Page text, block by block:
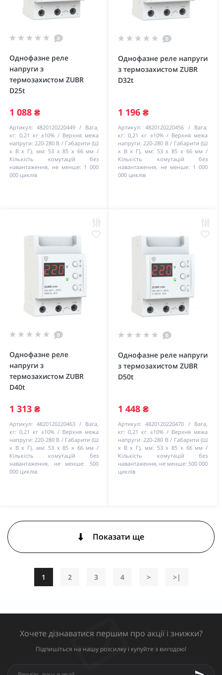
0
Однофазне реле
напруги з
термозахистом ZUBR
D25t
1 088 ₴
Артикул: 4820120220449
Вага,
кг: 0,21 кг ±10%
Верхня межа
напруги: 220-280 В
Габарити (Ш
х В х Г), мм: 53 х 85 х 66 мм
Кількість комутацій без
навантаження, не менше: 1 000
000 циклів
0
Однофазне реле напруги
з термозахистом ZUBR
D32t
1 196 ₴
Артикул: 4820120220456
Вага,
кг: 0,21 кг ±10%
Верхня межа
напруги: 220-280 В
Габарити (Ш
х В х Г), мм: 53 х 85 х 66 мм
Кількість комутацій без
навантаження, не менше: 1 000
000 циклів
0
Однофазне реле
напруги з
термозахистом ZUBR
D40t
1 313 ₴
Артикул: 4820120220463
Вага,
кг: 0,21 кг ±10%
Верхня межа
напруги: 220-280 В
Габарити (Ш
х В х Г), мм: 53 х 85 х 66 мм
Кількість комутацій без
навантаження, не менше:
500
000 циклів
0
Однофазне реле напруги
з термозахистом ZUBR
D50t
1 448 ₴
Артикул: 4820120220470
Вага,
кг: 0,21 кг ±10%
Верхня межа
напруги: 220-280 В
Габарити (Ш
х В х Г), мм: 53 х 85 х 66 мм
Кількість комутацій без
навантаження, не менше: 500 000
циклів
Показати ще
1 2 3 4 > >|
Хочете дізнаватися першим про акції і знижки?
Підпишіться на нашу розсилку і купуйте з вигодою!